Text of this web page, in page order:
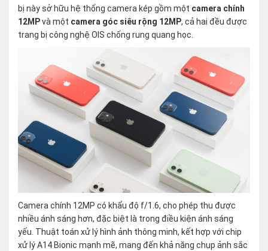
bị này sở hữu hệ thống camera kép gồm một camera chính
12MPvà một camera góc siêu rộng 12MP, cả hai đều được
trang bị công nghệ OIS chống rung quang học.
Camera chính 12MP có khẩu độ f/1.6, cho phép thu được
nhiều ánh sáng hơn, đặc biệt là trong điều kiện ánh sáng
yếu. Thuật toán xử lý hình ảnh thông minh, kết hợp với chip
xử lý A14 Bionic mạnh mẽ, mang đến khả năng chụp ảnh sắc